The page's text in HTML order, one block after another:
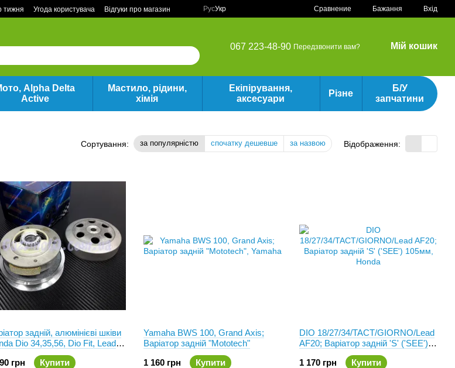
тижня Угода користувача Відгуки про магазин РусУкр Сравнение Бажання Вхід
067 223-48-90 Передзвонити вам? Мій кошик
Alpha Delta
Active
Мастило, рідини,
хімія
Екіпірування,
аксесуари
Різне
Б/У
запчатини
Сортування: за популярністю спочатку дешевше за назвою Відображення:
задній, алюмінієві шківи
Dio 34,35,56, Dio Fit, Lead
грн
Купити
Yamaha BWS 100, Grand Axis;
Варіатор задній "Mototech"
1 160 грн
Купити
DIO 18/27/34/TACT/GIORNO/Lead
AF20; Варіатор задній 'S' ('SEE')
1 170 грн
Купити